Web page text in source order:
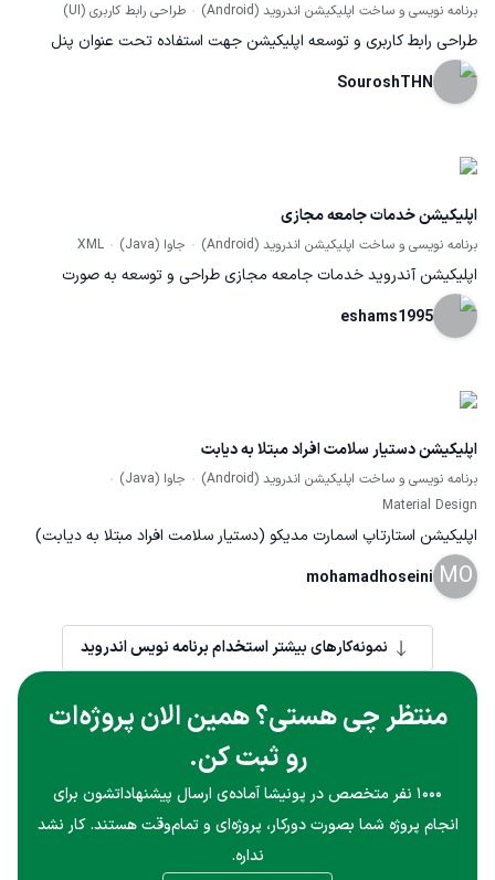
برنامه نویسی و ساخت اپلیکیشن اندروید (Android) طراحی رابط کاربری (UI)
طراحی رابط کاربری و توسعه اپلیکیشن جهت استفاده تحت عنوان پنل
دیواری برای سامانه BMS و خانه هوشمند
SouroshTHN
اپلیکیشن خدمات جامعه مجازی
برنامه نویسی و ساخت اپلیکیشن اندروید (Android) جاوا (Java) XML
اپلیکیشن آندروید خدمات جامعه مجازی طراحی و توسعه به صورت
اختصاصی با زبان اتلین
eshams1995
اپلیکیشن دستیار سلامت افراد مبتلا به دیابت
برنامه نویسی و ساخت اپلیکیشن اندروید (Android)
جاوا (Java)
Material Design
اپلیکیشن استارتاپ اسمارت مدیکو (دستیار سلامت افراد مبتلا به دیابت)
طراحی UI & UX اپلیکشین برنامه نویسی و پیاده سازی اپلیکیشن با زبان
MO
mohamadhoseini
نمونه‌کارهای بیشتر استخدام برنامه نویس اندروید
منتظر چی هستی؟ همین الان پروژه‌ات
رو ثبت کن.
۱۰۰۰ نفر متخصص در پونیشا آماده‌ی ارسال پیشنهاداتشون برای
انجام پروژه شما بصورت دورکار، پروژه‌ای و تمام‌وقت هستند. کار نشد
نداره.